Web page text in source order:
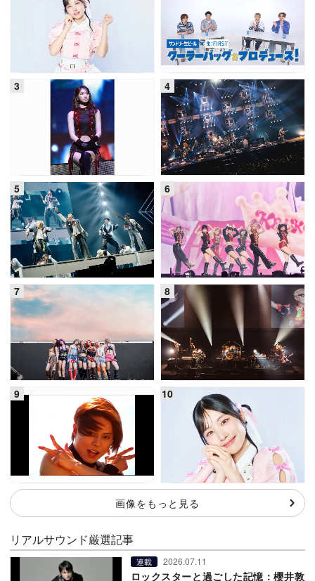
画像をもっと見る
リアルサウンド厳選記事
連載 2026.07.11
ロックスターと過ごした記憶：櫻井敦